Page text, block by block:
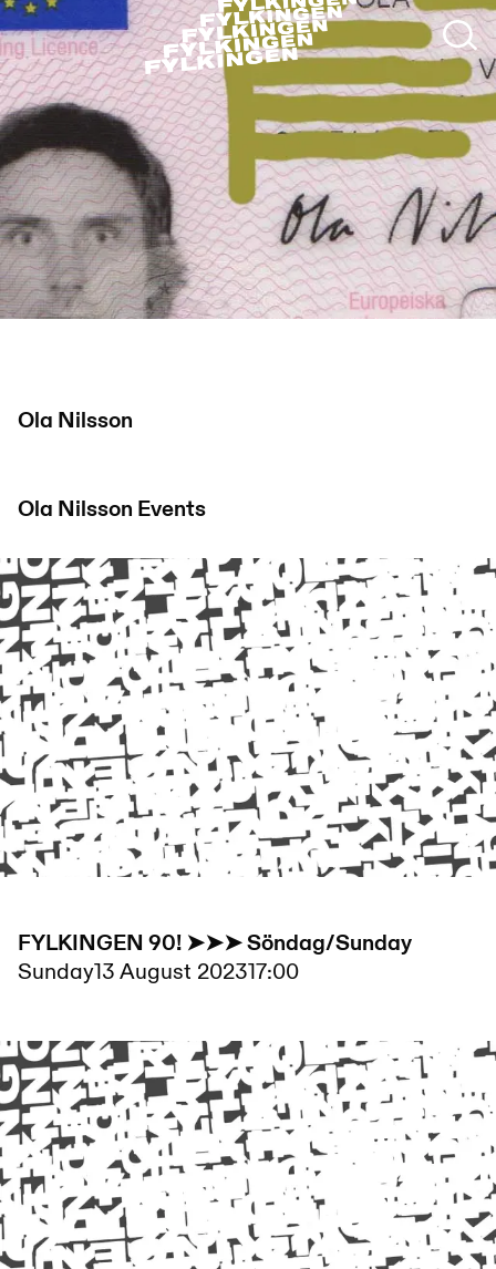
Ola Nilsson
Ola Nilsson Events
FYLKINGEN 90! ➤➤➤ Söndag/Sunday
Sunday13 August 202317:00